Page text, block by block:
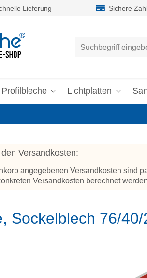
Lieferung Sichere
Profilbleche Lichtplatten
Versandkosten:
angegebenen Versandkosten sind
Versandkosten berechnet
Sockelblech 76/